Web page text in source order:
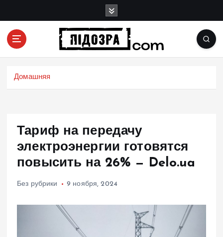
Подозрения и факты преступных действий в
Домашняя
Тариф на передачу
электроэнергии готовятся
повысить на 26% — Delo.ua
Без рубрики 9 ноября, 2024